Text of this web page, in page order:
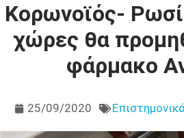
Κορωνοϊός-
χώρες θα
φάρμακο
25/09/2020